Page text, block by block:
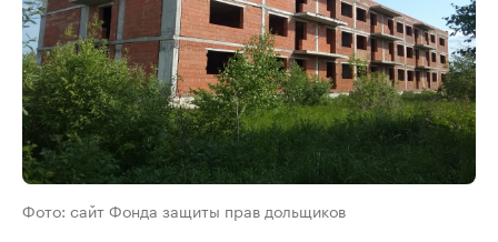
Фото: сайт Фонда защиты прав дольщиков